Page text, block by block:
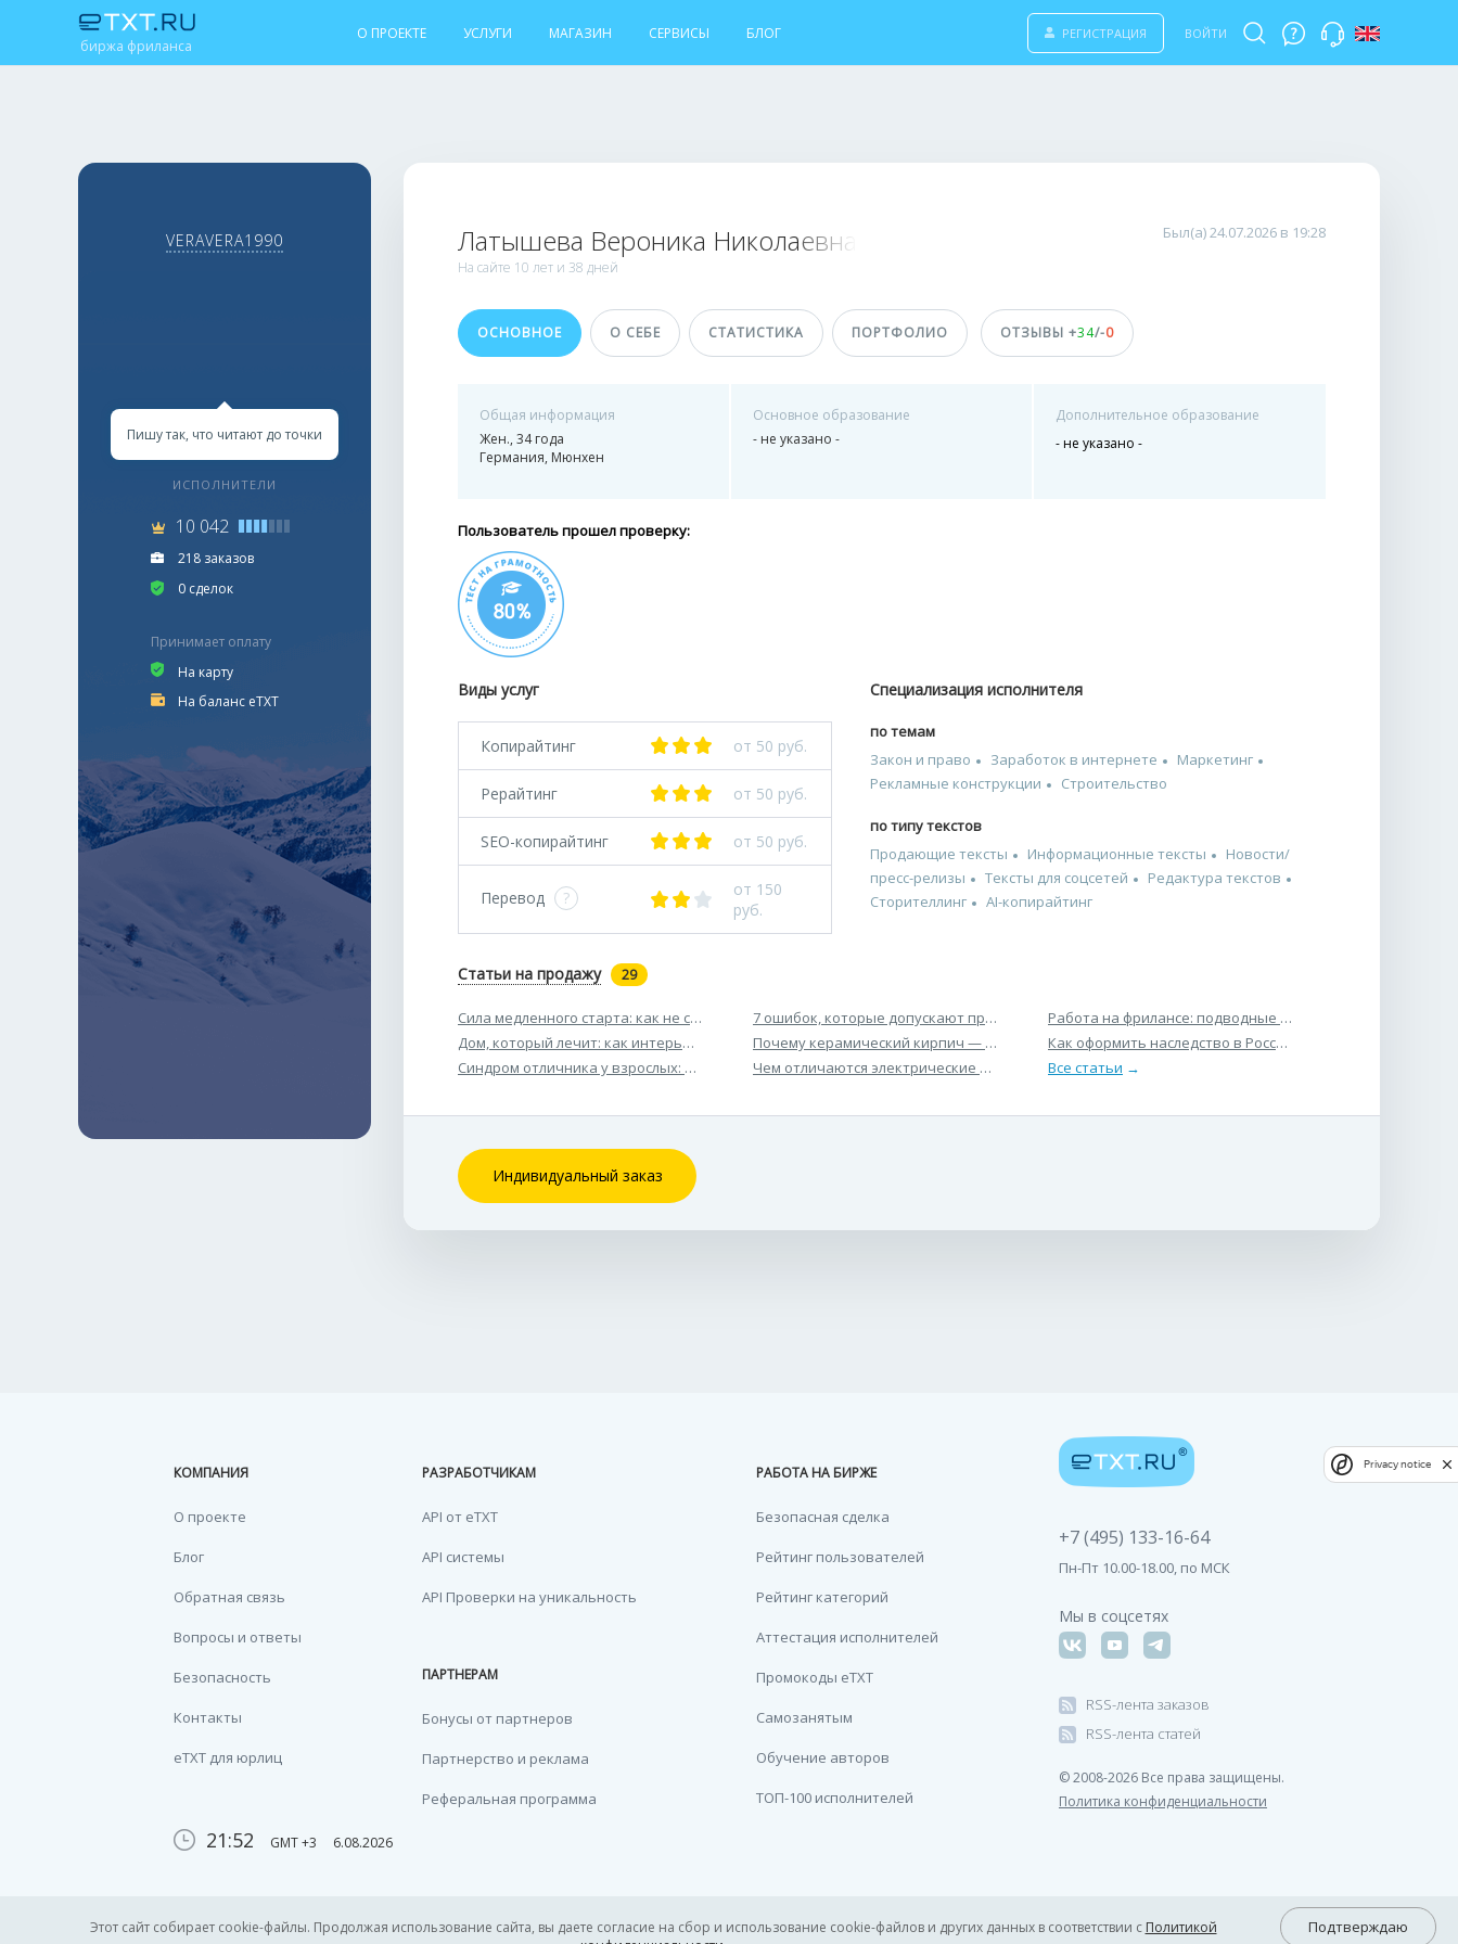
биржа фриланса
О ПРОЕКТЕ УСЛУГИ МАГАЗИН СЕРВИСЫ БЛОГ РЕГИСТРАЦИЯ ВОЙТИ
VERAVERA1990
Пишу так, что читают до точки
ИСПОЛНИТЕЛИ
10 042
218 заказов
0 сделок
Принимает оплату
На карту
На баланс eTXT
Латышева Вероника Николаевна
На сайте 10 лет и 38 дней
Был(а) 24.07.2026 в 19:28
ОСНОВНОЕ О СЕБЕ СТАТИСТИКА ПОРТФОЛИО ОТЗЫВЫ +34/-0
Общая информация
Жен., 34 года
Германия, Мюнхен
Основное образование
- не указано -
Дополнительное образование
- не указано -
Пользователь прошел проверку:
Виды услуг
Копирайтинг от 50 руб.
Рерайтинг от 50 руб.
SEO-копирайтинг от 50 руб.
Перевод ?
от 150
руб.
Специализация исполнителя
по темам
Закон и право
Заработок в интернете
Маркетинг
Рекламные конструкции
Строительство
по типу текстов
Продающие тексты
Информационные тексты
Новости/
пресс-релизы
Тексты для соцсетей
Редактура текстов
Сторителлинг
AI-копирайтинг
Статьи на продажу 29
Сила медленного старта: как не сгореть на старте и всё же дойти до цели
Дом, который лечит: как интерьер влияет на наше настроение и самочувствие
Синдром отличника у взрослых: симптомы, причины и как справиться
7 ошибок, которые допускают при ремонте под ключ — и как их избежать
Почему керамический кирпич — разумный выбор для дома
Чем отличаются электрические схемы в России и Европе: нормы, подходы и практика
Работа на фрилансе: подводные камни удалённой
Как оформить наследство в России: пошаговая
Все статьи →
Индивидуальный заказ
Этот сайт собирает cookie-файлы. Продолжая использование сайта, вы даете согласие на сбор и использование cookie-файлов и других данных в соответствии с Политикой
Подтверждаю
КОМПАНИЯ
О проекте
Блог
Обратная связь
Вопросы и ответы
Безопасность
Контакты
eTXT для юрлиц
РАЗРАБОТЧИКАМ
API от eTXT
API системы
API Проверки на уникальность
ПАРТНЕРАМ
Бонусы от партнеров
Партнерство и реклама
Реферальная программа
РАБОТА НА БИРЖЕ
Безопасная сделка
Рейтинг пользователей
Рейтинг категорий
Аттестация исполнителей
Промокоды eTXT
Самозанятым
Обучение авторов
ТОП-100 исполнителей
+7 (495) 133-16-64
Пн-Пт 10.00-18.00, по МСК
Мы в соцсетях
RSS-лента заказов
RSS-лента статей
© 2008-2026 Все права защищены.
Политика конфиденциальности
21:52 GMT +3 6.08.2026
Privacy notice